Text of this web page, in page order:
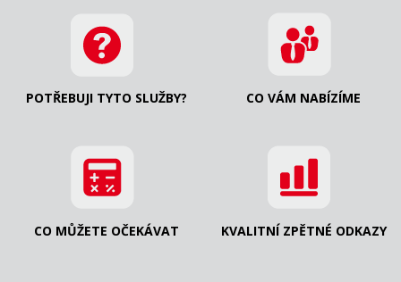
POTŘEBUJI TYTO SLUŽBY? CO VÁM NABÍZÍME
CO MŮŽETE OČEKÁVAT KVALITNÍ ZPĚTNÉ ODKAZY